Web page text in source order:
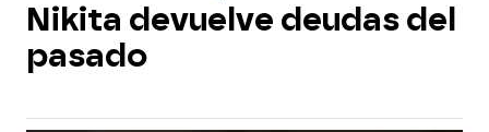
Nikita devuelve deudas del
pasado